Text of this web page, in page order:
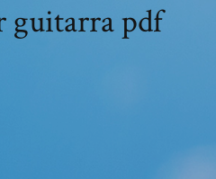
guitarra pdf